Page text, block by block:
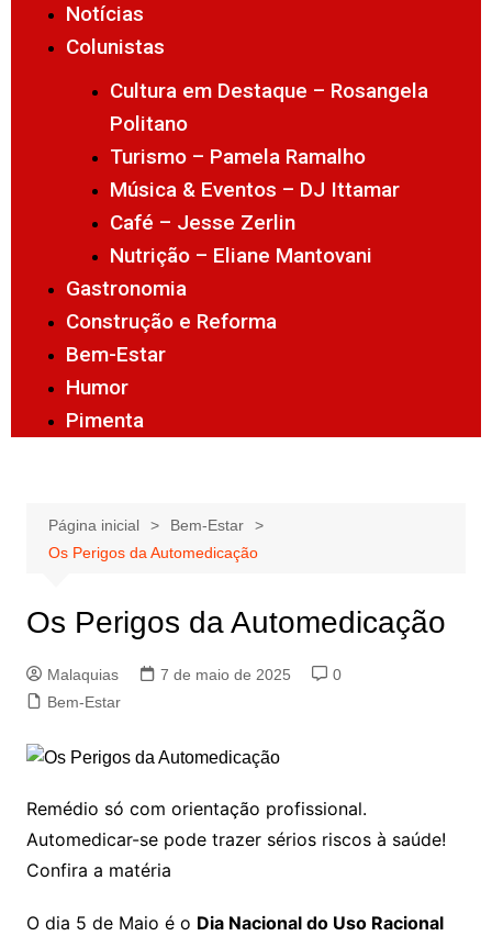
Notícias
Colunistas
Cultura em Destaque – Rosangela
Politano
Turismo – Pamela Ramalho
Música & Eventos – DJ Ittamar
Café – Jesse Zerlin
Nutrição – Eliane Mantovani
Gastronomia
Construção e Reforma
Bem-Estar
Humor
Pimenta
Página inicial
Bem-Estar
Os Perigos da Automedicação
Os Perigos da Automedicação
Malaquias 7 de maio de 2025
0
Bem-Estar
Remédio só com orientação profissional.
Automedicar-se pode trazer sérios riscos à saúde!
Confira a matéria
O dia 5 de Maio é o Dia Nacional do Uso Racional